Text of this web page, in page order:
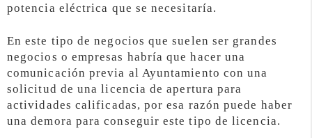
potencia eléctrica que se necesitaría.
En este tipo de negocios que suelen ser grandes
negocios o empresas habría que hacer una
comunicación previa al Ayuntamiento con una
solicitud de una licencia de apertura para
actividades calificadas, por esa razón puede haber
una demora para conseguir este tipo de licencia.